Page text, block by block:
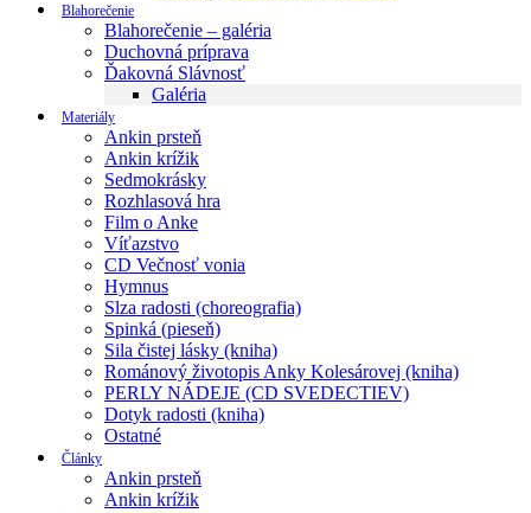
Blahorečenie
Blahorečenie – galéria
Duchovná príprava
Ďakovná Slávnosť
Galéria
Materiály
Ankin prsteň
Ankin krížik
Sedmokrásky
Rozhlasová hra
Film o Anke
Víťazstvo
CD Večnosť vonia
Hymnus
Slza radosti (choreografia)
Spinká (pieseň)
Sila čistej lásky (kniha)
Románový životopis Anky Kolesárovej (kniha)
PERLY NÁDEJE (CD SVEDECTIEV)
Dotyk radosti (kniha)
Ostatné
Články
Ankin prsteň
Ankin krížik